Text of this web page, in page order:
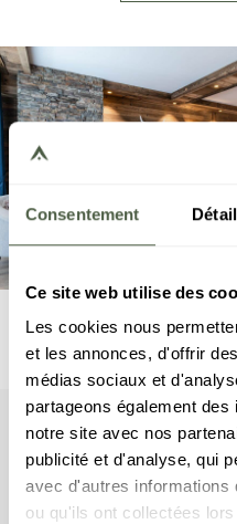
Consentement
Ce site web utilise des
Les cookies nous
et les annonces, d'offrir
médias sociaux et
partageons également
notre site avec nos
publicité et d'analyse, qui
avec d'autres informations
ou qu'ils ont collectées
Your
This apartment has